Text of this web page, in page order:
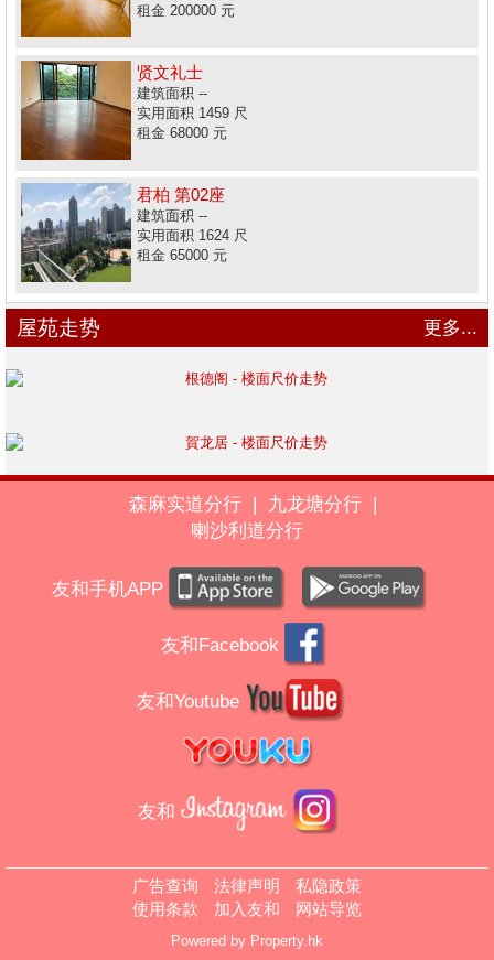
租金 200000 元
贤文礼士
建筑面积 --
实用面积 1459 尺
租金 68000 元
君柏 第02座
建筑面积 --
实用面积 1624 尺
租金 65000 元
屋苑走势 更多...
森麻实道分行 | 九龙塘分行
|
喇沙利道分行
友和手机APP
友和Facebook
友和Youtube
友和
广告查询 法律声明
私隐政策
使用条款
加入友和 网站导览
Powered by Property.hk